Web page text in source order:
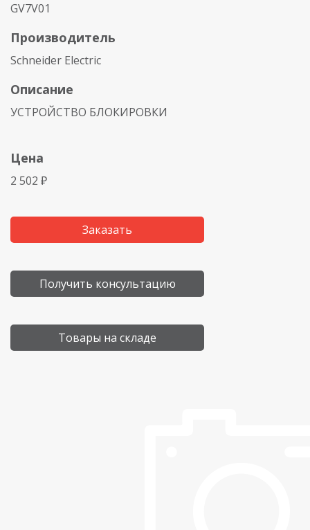
GV7V01
Производитель
Schneider Electric
Описание
УСТРОЙСТВО БЛОКИРОВКИ
Цена
2 502 ₽
Заказать
Получить консультацию
Товары на складе